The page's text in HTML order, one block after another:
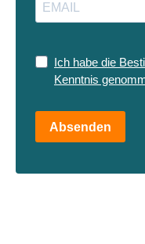
Ich habe die
Kenntnis
Absenden